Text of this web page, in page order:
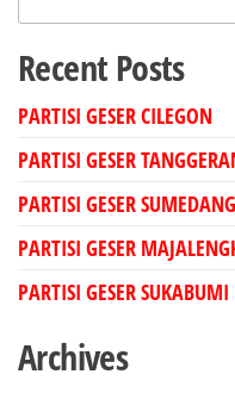
Recent Posts
PARTISI GESER CILEGON
PARTISI GESER
PARTISI GESER SUMEDANG
PARTISI GESER
PARTISI GESER SUKABUMI
Archives